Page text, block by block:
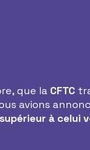
que la CFTC
avions
à celui